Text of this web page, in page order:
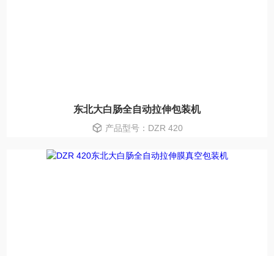
东北大白肠全自动拉伸包装机
产品型号：DZR 420